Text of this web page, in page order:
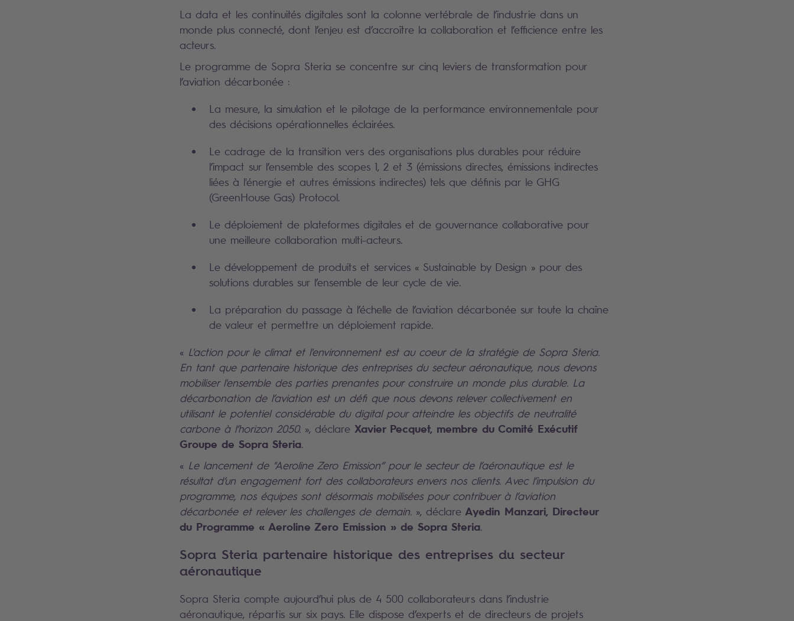
La data et les continuités digitales sont la colonne vertébrale de l’industrie dans un
monde plus connecté, dont l’enjeu est d’accroître la collaboration et l’efficience entre les
acteurs.
Le programme de Sopra Steria se concentre sur cinq leviers de transformation pour
l’aviation décarbonée :
La mesure, la simulation et le pilotage de la performance environnementale pour
des décisions opérationnelles éclairées.
Le cadrage de la transition vers des organisations plus durables pour réduire
l’impact sur l’ensemble des scopes 1, 2 et 3 (émissions directes, émissions indirectes
liées à l'énergie et autres émissions indirectes) tels que définis par le GHG
(GreenHouse Gas) Protocol.
Le déploiement de plateformes digitales et de gouvernance collaborative pour
une meilleure collaboration multi-acteurs.
Le développement de produits et services « Sustainable by Design » pour des
solutions durables sur l’ensemble de leur cycle de vie.
La préparation du passage à l’échelle de l’aviation décarbonée sur toute la chaîne
de valeur et permettre un déploiement rapide.
« L'action pour le climat et l'environnement est au coeur de la stratégie de Sopra Steria.
En tant que partenaire historique des entreprises du secteur aéronautique, nous devons
mobiliser l'ensemble des parties prenantes pour construire un monde plus durable. La
décarbonation de l’aviation est un défi que nous devons relever collectivement en
utilisant le potentiel considérable du digital pour atteindre les objectifs de neutralité
carbone à l’horizon 2050. », déclare Xavier Pecquet, membre du Comité Exécutif
Groupe de Sopra Steria.
« Le lancement de "Aeroline Zero Emission” pour le secteur de l’aéronautique est le
résultat d’un engagement fort des collaborateurs envers nos clients. Avec l’impulsion du
programme, nos équipes sont désormais mobilisées pour contribuer à l’aviation
décarbonée et relever les challenges de demain. », déclare Ayedin Manzari, Directeur
du Programme « Aeroline Zero Emission » de Sopra Steria.
Sopra Steria partenaire historique des entreprises du secteur
aéronautique
Sopra Steria compte aujourd’hui plus de 4 500 collaborateurs dans l’industrie
aéronautique, répartis sur six pays. Elle dispose d’experts et de directeurs de projets